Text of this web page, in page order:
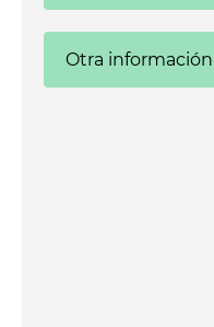
Otra información